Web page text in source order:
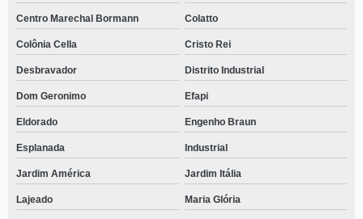
Centro Marechal Bormann Colatto
Colônia Cella Cristo Rei
Desbravador Distrito Industrial
Dom Geronimo Efapi
Eldorado Engenho Braun
Esplanada Industrial
Jardim América Jardim Itália
Lajeado Maria Glória